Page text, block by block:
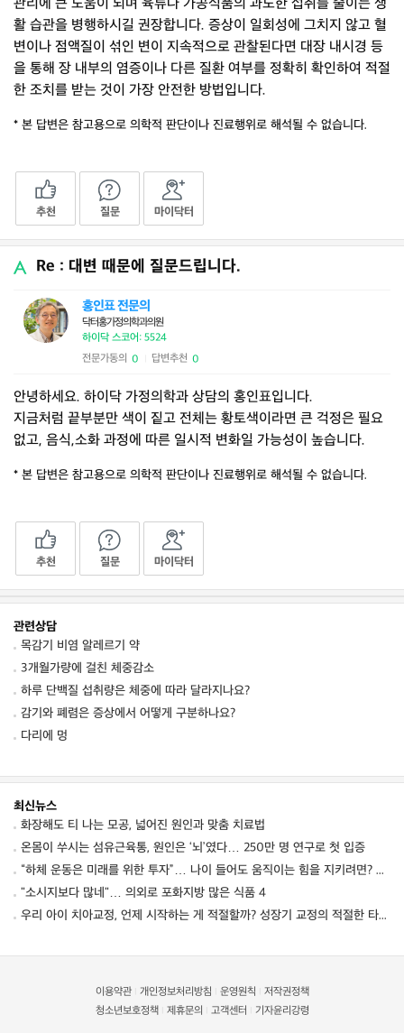
관리에 큰 도움이 되며 육류나 가공식품의 과도한 섭취를 줄이는 생
활 습관을 병행하시길 권장합니다. 증상이 일회성에 그치지 않고 혈
변이나 점액질이 섞인 변이 지속적으로 관찰된다면 대장 내시경 등
을 통해 장 내부의 염증이나 다른 질환 여부를 정확히 확인하여 적절
한 조치를 받는 것이 가장 안전한 방법입니다.
* 본 답변은 참고용으로 의학적 판단이나 진료행위로 해석될 수 없습니다.
추천 질문 마이닥터
Re : 대변 때문에 질문드립니다.
홍인표 전문의
닥터홍가정의학과의원
하이닥 스코어: 5524
전문가동의 0 답변추천 0
안녕하세요. 하이닥 가정의학과 상담의 홍인표입니다.
지금처럼 끝부분만 색이 짙고 전체는 황토색이라면 큰 걱정은 필요
없고, 음식,소화 과정에 따른 일시적 변화일 가능성이 높습니다.
* 본 답변은 참고용으로 의학적 판단이나 진료행위로 해석될 수 없습니다.
추천 질문 마이닥터
관련상담
목감기 비염 알레르기 약
3개월가량에 걸친 체중감소
하루 단백질 섭취량은 체중에 따라 달라지나요?
감기와 폐렴은 증상에서 어떻게 구분하나요?
다리에 멍
최신뉴스
화장해도 티 나는 모공, 넓어진 원인과 맞춤 치료법
온몸이 쑤시는 섬유근육통, 원인은 ‘뇌’였다… 250만 명 연구로 첫 입증
“하체 운동은 미래를 위한 투자”… 나이 들어도 움직이는 힘을 지키려면? ⑦ [평생운동연구소]
"소시지보다 많네"… 의외로 포화지방 많은 식품 4
우리 아이 치아교정, 언제 시작하는 게 적절할까? 성장기 교정의 적절한 타이밍
이용약관 개인정보처리방침 운영원칙
저작권정책
청소년보호정책
제휴문의 고객센터 기자윤리강령